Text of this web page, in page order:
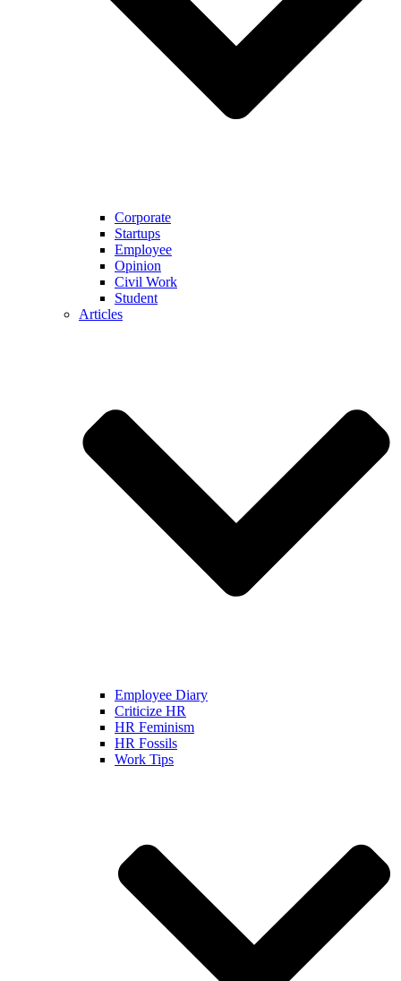
Corporate
Startups
Employee
Opinion
Civil Work
Student
Articles
Employee Diary
Criticize HR
HR Feminism
HR Fossils
Work Tips